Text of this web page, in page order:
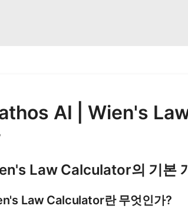
AI | Wien's
Law Calculator의 기본
Law Calculator란 무엇인가?